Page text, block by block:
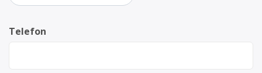
Telefon